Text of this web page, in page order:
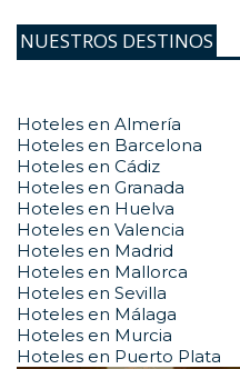
NUESTROS DESTINOS
Hoteles en Almería
Hoteles en Barcelona
Hoteles en Cádiz
Hoteles en Granada
Hoteles en Huelva
Hoteles en Valencia
Hoteles en Madrid
Hoteles en Mallorca
Hoteles en Sevilla
Hoteles en Málaga
Hoteles en Murcia
Hoteles en Puerto Plata